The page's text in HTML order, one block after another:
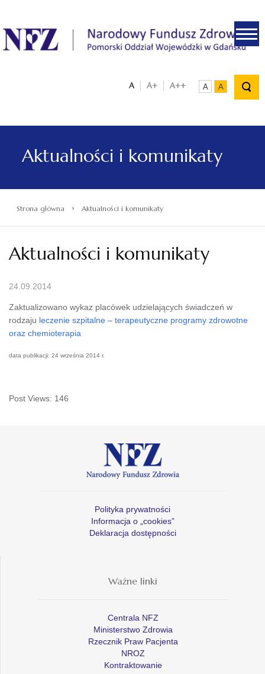
.
A A+ A++ A A
Aktualności i komunikaty
Strona główna › Aktualności i komunikaty
Aktualności i komunikaty
24.09.2014
Zaktualizowano wykaz placówek udzielających świadczeń w
rodzaju leczenie szpitalne – terapeutyczne programy zdrowotne
oraz chemioterapia
data publikacji: 24 września 2014 r.
Post Views: 146
Polityka prywatności
Informacja o „cookies”
Deklaracja dostępności
Ważne linki
Centrala NFZ
Ministerstwo Zdrowia
Rzecznik Praw Pacjenta
NROZ
Kontraktowanie